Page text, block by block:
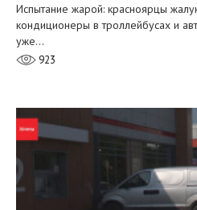
Испытание жарой: красноярцы
кондиционеры в троллейбусах и
уже…
923